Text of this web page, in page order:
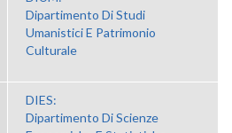
Dipartimento Di Studi
Umanistici E Patrimonio
Culturale
DIES:
Dipartimento Di Scienze